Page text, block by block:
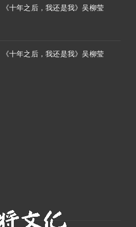
十年之后，我还是我》吴柳莹
十年之后，我还是我》吴柳莹